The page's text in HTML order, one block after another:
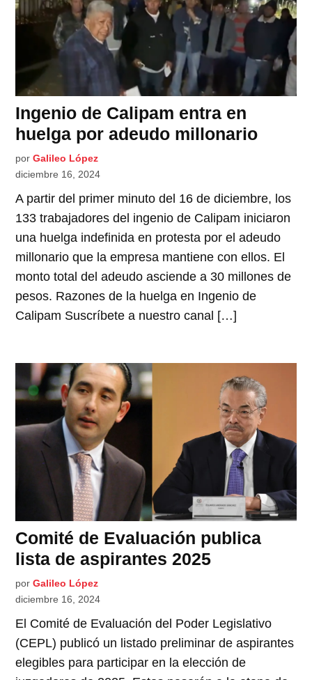
Ingenio de Calipam entra en
huelga por adeudo millonario
por Galileo López
diciembre 16, 2024
A partir del primer minuto del 16 de diciembre, los
133 trabajadores del ingenio de Calipam iniciaron
una huelga indefinida en protesta por el adeudo
millonario que la empresa mantiene con ellos. El
monto total del adeudo asciende a 30 millones de
pesos. Razones de la huelga en Ingenio de
Calipam Suscríbete a nuestro canal […]
Comité de Evaluación publica
lista de aspirantes 2025
por Galileo López
diciembre 16, 2024
El Comité de Evaluación del Poder Legislativo
(CEPL) publicó un listado preliminar de aspirantes
elegibles para participar en la elección de